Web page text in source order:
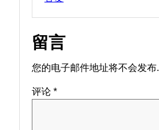
留言
您的电子邮件地址将不会发布.
评论 *